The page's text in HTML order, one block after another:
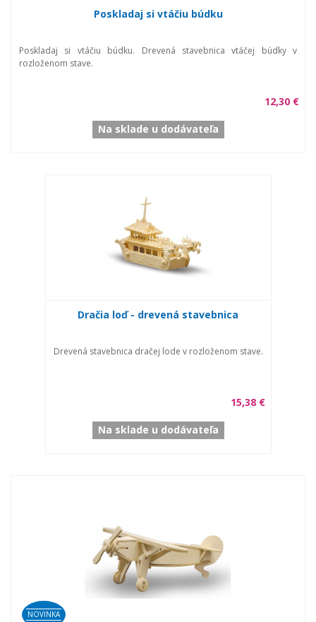
Poskladaj si vtáčiu búdku
Poskladaj si vtáčiu búdku. Drevená stavebnica vtáčej búdky v
rozloženom stave.
12,30 €
Na sklade u dodávateľa
Dračia loď - drevená stavebnica
Drevená stavebnica dračej lode v rozloženom stave.
15,38 €
Na sklade u dodávateľa
NOVINKA